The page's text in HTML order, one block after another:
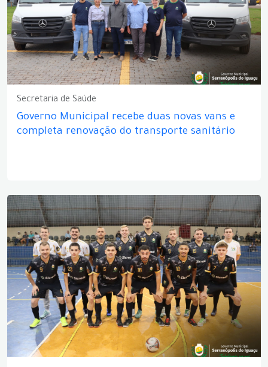
Secretaria de Saúde
Governo Municipal recebe duas novas vans e
completa renovação do transporte sanitário